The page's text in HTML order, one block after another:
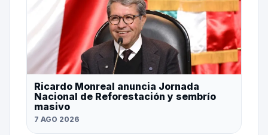
Ricardo Monreal anuncia Jornada
Nacional de Reforestación y sembrío
masivo
7 AGO 2026